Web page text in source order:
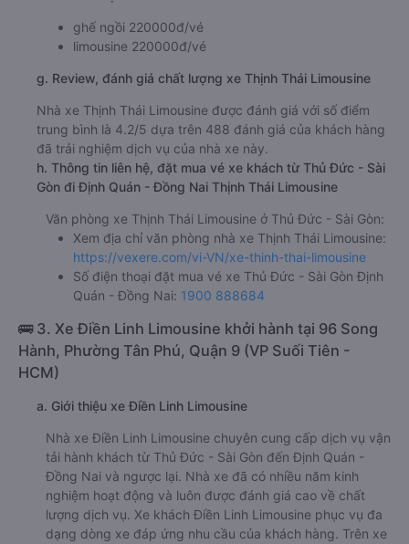
ghế ngồi 220000đ/vé
limousine 220000đ/vé
g. Review, đánh giá chất lượng xe Thịnh Thái Limousine
Nhà xe Thịnh Thái Limousine được đánh giá với số điểm
trung bình là 4.2/5 dựa trên 488 đánh giá của khách hàng
đã trải nghiệm dịch vụ của nhà xe này.
h. Thông tin liên hệ, đặt mua vé xe khách từ Thủ Đức - Sài
Gòn đi Định Quán - Đồng Nai Thịnh Thái Limousine
Văn phòng xe Thịnh Thái Limousine ở Thủ Đức - Sài Gòn:
Xem địa chỉ văn phòng nhà xe Thịnh Thái Limousine:
https://vexere.com/vi-VN/xe-thinh-thai-limousine
Số điện thoại đặt mua vé xe Thủ Đức - Sài Gòn Định
Quán - Đồng Nai: 1900 888684
🚌 3. Xe Điền Linh Limousine khởi hành tại 96 Song
Hành, Phường Tân Phú, Quận 9 (VP Suối Tiên -
HCM)
a. Giới thiệu xe Điền Linh Limousine
Nhà xe Điền Linh Limousine chuyên cung cấp dịch vụ vận
tải hành khách từ Thủ Đức - Sài Gòn đến Định Quán -
Đồng Nai và ngược lại. Nhà xe đã có nhiều năm kinh
nghiệm hoạt động và luôn được đánh giá cao về chất
lượng dịch vụ. Xe khách Điền Linh Limousine phục vụ đa
dạng dòng xe đáp ứng nhu cầu của khách hàng. Trên xe